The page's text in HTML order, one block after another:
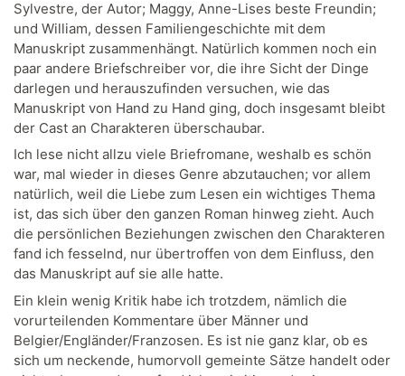
Sylvestre, der Autor; Maggy, Anne-Lises beste Freundin;
und William, dessen Familiengeschichte mit dem
Manuskript zusammenhängt. Natürlich kommen noch ein
paar andere Briefschreiber vor, die ihre Sicht der Dinge
darlegen und herauszufinden versuchen, wie das
Manuskript von Hand zu Hand ging, doch insgesamt bleibt
der Cast an Charakteren überschaubar.
Ich lese nicht allzu viele Briefromane, weshalb es schön
war, mal wieder in dieses Genre abzutauchen; vor allem
natürlich, weil die Liebe zum Lesen ein wichtiges Thema
ist, das sich über den ganzen Roman hinweg zieht. Auch
die persönlichen Beziehungen zwischen den Charakteren
fand ich fesselnd, nur übertroffen von dem Einfluss, den
das Manuskript auf sie alle hatte.
Ein klein wenig Kritik habe ich trotzdem, nämlich die
vorurteilenden Kommentare über Männer und
Belgier/Engländer/Franzosen. Es ist nie ganz klar, ob es
sich um neckende, humorvoll gemeinte Sätze handelt oder